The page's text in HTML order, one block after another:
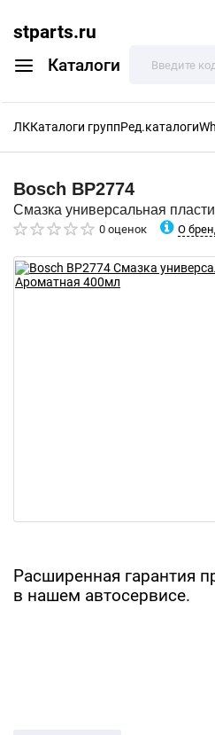
stparts.ru
Каталоги
ЛККаталоги группРед.каталоги
Bosch BP2774
Смазка универсальная
0 оценок О
Расширенная гарантия
в нашем автосервисе.